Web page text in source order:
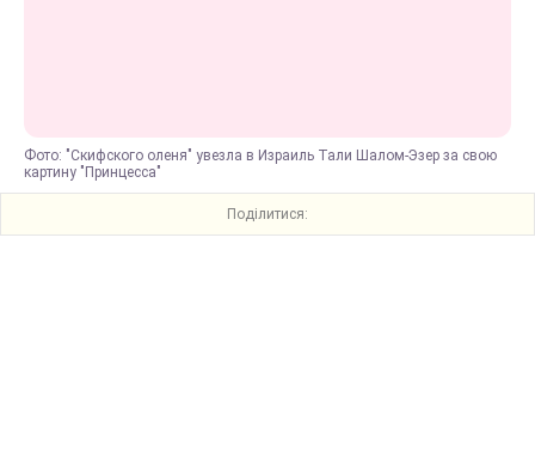
Фото: "Скифского оленя" увезла в Израиль Тали Шалом-Эзер за свою
картину "Принцесса"
Поділитися: